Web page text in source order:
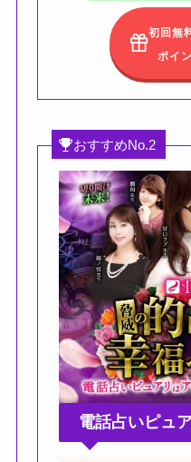
初回無
ポイ
おすすめNo.2
電話占いピュ